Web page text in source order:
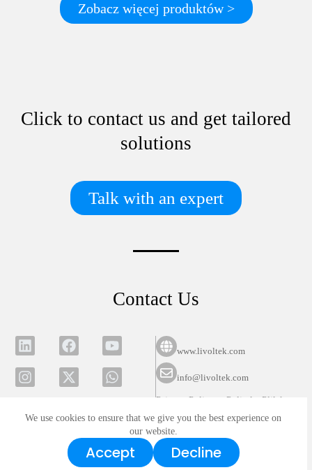
We use cookies to ensure that we give you the best experience on
our website.
Accept Decline
Zobacz więcej produktów >
Click to contact us and get tailored
solutions
Talk with an expert
Contact Us
All rights reserved. Copyright
www.livoltek.com
info@livoltek.com
Privacy Policy
Polityka Plików